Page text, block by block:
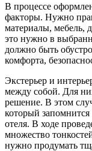
В процессе
факторы. Нужно
материалы, мебель,
это нужно в
должно быть
комфорта,
Экстерьер и
между собой. Для
решение. В этом
который запомнится
отеля. В ходе
множество
нужно продумать